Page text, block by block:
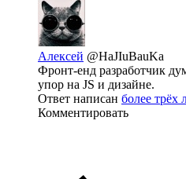
Алексей @HaJIuBauKa
Фронт-енд разработчик
упор на JS и дизайне.
Ответ написан более трёх
Комментировать